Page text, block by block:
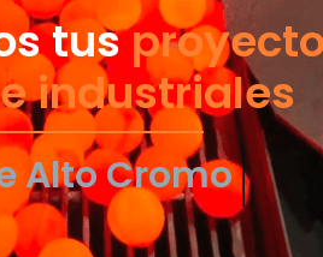
tus
industriales
de Fluido